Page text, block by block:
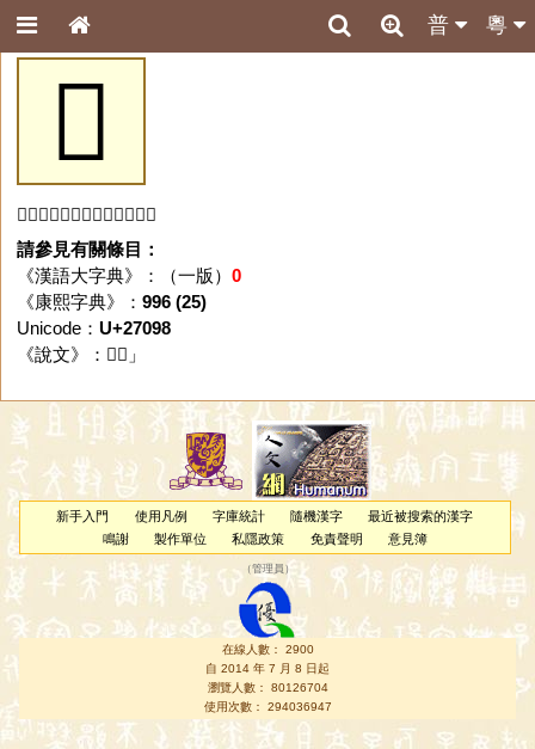
粵
普
𧂘
「𧂘」字未收錄於本資料庫。
請參見有關條目：
《漢語大字典》：（一版） 0
《康熙字典》： 996 (25)
Unicode： U+27098
《說文》：「 𧂘 」
新手入門 使用凡例 字庫統計 隨機漢字
最近被搜索的漢字
鳴謝
製作單位 私隱政策 免責聲明 意見簿
（管理員 ）
在線人數： 2900
自 2014 年 7 月 8 日起
瀏覽人數： 80126704
使用次數： 294036947